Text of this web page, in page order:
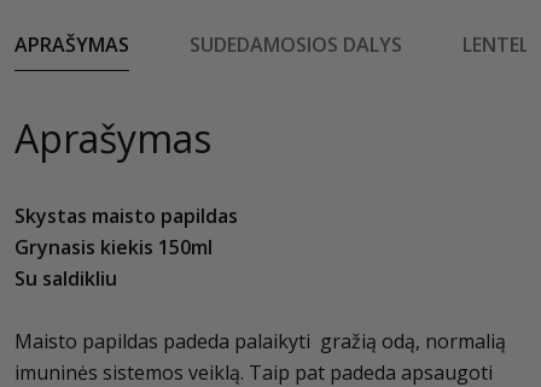
APRAŠYMAS SUDEDAMOSIOS DALYS LENTELĖ
Aprašymas
Skystas maisto papildas
Grynasis kiekis 150ml
Su saldikliu
Maisto papildas padeda palaikyti gražią odą, normalią
imuninės sistemos veiklą. Taip pat padeda apsaugoti